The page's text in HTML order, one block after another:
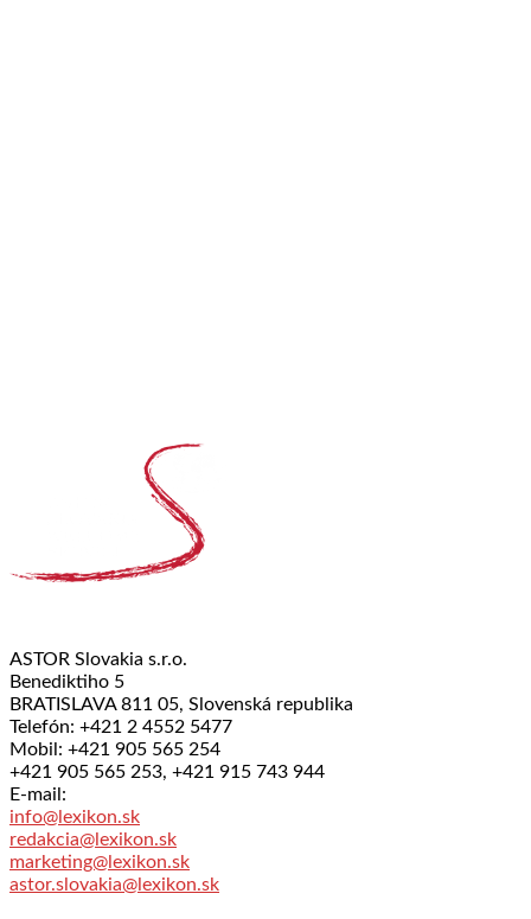
ASTOR Slovakia s.r.o.
Benediktiho 5
BRATISLAVA 811 05, Slovenská republika
Telefón: +421 2 4552 5477
Mobil: +421 905 565 254
+421 905 565 253, +421 915 743 944
E-mail:
info@lexikon.sk
redakcia@lexikon.sk
marketing@lexikon.sk
astor.slovakia@lexikon.sk